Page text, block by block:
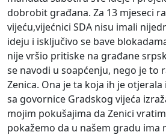
dobrobit građana. Za 13 mjeseci
vijeću,vijećnici SDA nisu imali
ideju i isključivo se bave
nije vršio pritiske na građane
se navodi u soapćenju, nego je to
Zenica. Ona je ta koja ih je otjerala
sa govornice Gradskog vijeća
mojim pokušajima da Zenici
pokažemo da u našem gradu ima